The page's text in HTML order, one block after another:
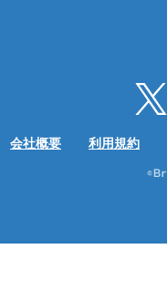
会社概要 利用規約